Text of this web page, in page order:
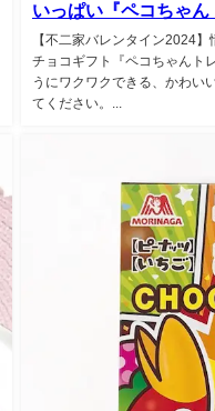
いっぱい『ペコちゃ
【不二家バレンタイン2024
チョコギフト『ペコちゃんト
うにワクワクできる、かわい
てください。...